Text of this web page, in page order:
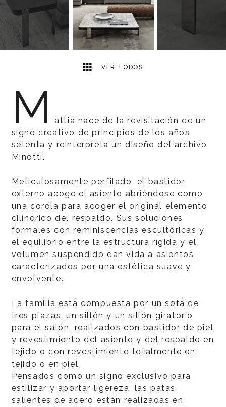
VER TODOS
M
attia nace de la revisitación de un
signo creativo de principios de los años
setenta y reinterpreta un diseño del archivo
Minotti.
Meticulosamente perfilado, el bastidor
externo acoge el asiento abriéndose como
una corola para acoger el original elemento
cilíndrico del respaldo. Sus soluciones
formales con reminiscencias escultóricas y
el equilibrio entre la estructura rígida y el
volumen suspendido dan vida a asientos
caracterizados por una estética suave y
envolvente.
La familia está compuesta por un sofá de
tres plazas, un sillón y un sillón giratorio
para el salón, realizados con bastidor de piel
y revestimiento del asiento y del respaldo en
tejido o con revestimiento totalmente en
tejido o en piel.
Pensados como un signo exclusivo para
estilizar y aportar ligereza, las patas
salientes de acero están realizadas en